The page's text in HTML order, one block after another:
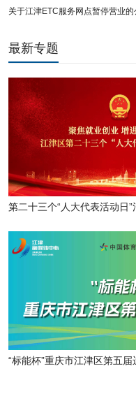
告
库尾防灾屏障计划公益项目募捐倡
关于江津ETC服务网点暂停营业的
最新专题
第二十三个“人大代表活动日”
“标能杯”重庆市江津区第五届